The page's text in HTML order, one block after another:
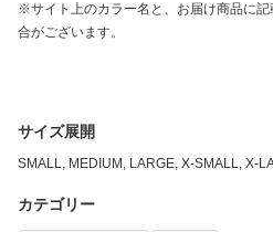
※サイト上のカラー名と、お届け商品に
合がございます。
サイズ展開
SMALL, MEDIUM, LARGE, X-SMALL, X-
カテゴリー